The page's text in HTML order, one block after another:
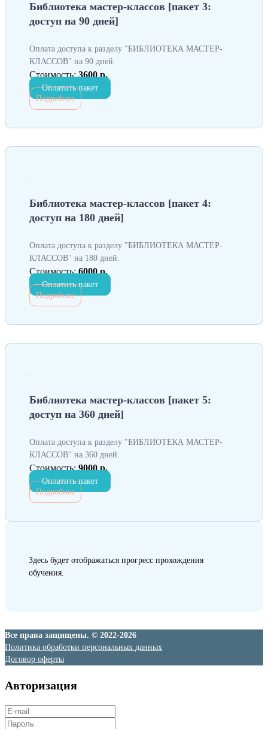
Библиотека мастер-классов [пакет 3:
доступ на 90 дней]
Оплата доступа к разделу "БИБЛИОТЕКА МАСТЕР-
КЛАССОВ" на 90 дней.
Стоимость: 3600 р.
Оплатить пакет
Подробнее
Библиотека мастер-классов [пакет 4:
доступ на 180 дней]
Оплата доступа к разделу "БИБЛИОТЕКА МАСТЕР-
КЛАССОВ" на 180 дней.
Стоимость: 6000 р.
Оплатить пакет
Подробнее
Библиотека мастер-классов [пакет 5:
доступ на 360 дней]
Оплата доступа к разделу "БИБЛИОТЕКА МАСТЕР-
КЛАССОВ" на 360 дней.
Стоимость: 9000 р.
Оплатить пакет
Подробнее
Здесь будет отображаться прогресс прохождения
обучения.
Все права защищены. © 2022-2026
Политика обработки персональных данных
Договор оферты
Авторизация